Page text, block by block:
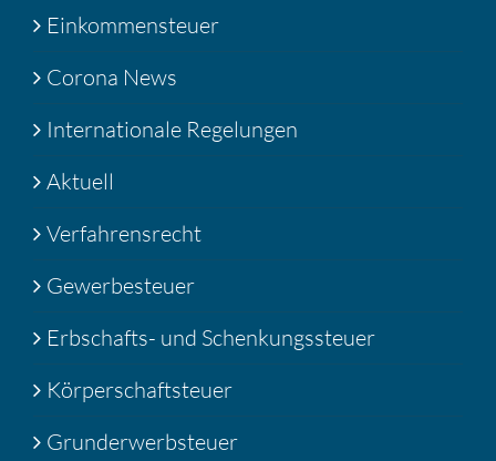
Einkommensteuer
Corona News
Internationale Regelungen
Aktuell
Verfahrensrecht
Gewerbesteuer
Erbschafts- und Schenkungssteuer
Körperschaftsteuer
Grunderwerbsteuer